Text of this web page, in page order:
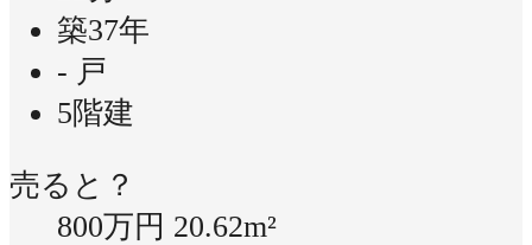
築37年
- 戸
5階建
売ると？
800万円 20.62m²